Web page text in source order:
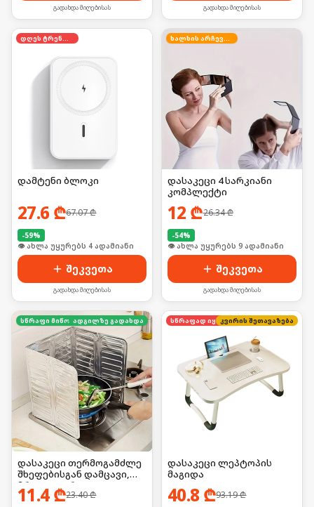
გადახდა მიღებისას გადახდა მიღებისას
დამტენი ბლოკი
27.6 ₾67.07₾
-59%
🛒 ბოლო 24სთ-ში იყიდა 2-მა
შეკვეთა
გადახდა მიღებისას
დასაკეცი 4 სარკიანი
კომპლექტი
12 ₾26.34₾
-54%
👁 ახლა უყურებს 9 ადამიანი
შეკვეთა
გადახდა მიღებისას
სწრაფი მიწოდება
ადგილზე გადახდა
დასაკეცი თერმოგამძლე
შხეფებისგან დამცავი,
მრავალჯერადი
11.4₾23.40₾
სწრაფად იყიდება
კვირის შეთავაზება
დასაკეცი ლეპტოპის
მაგიდა
40.8 ₾93.19₾